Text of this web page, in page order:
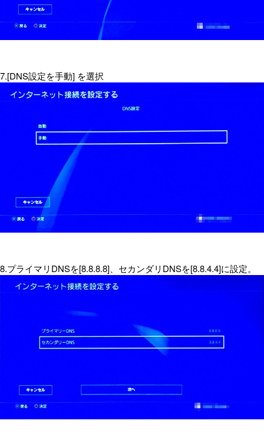
7.[DNS設定を手動] を選択
8.プライマリDNSを[8.8.8.8]、セカンダリDNSを[8.8.4.4]に設定。